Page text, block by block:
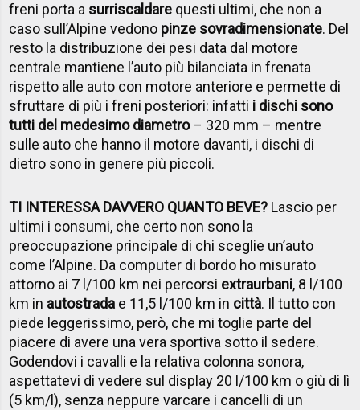
freni porta a surriscaldare questi ultimi, che non a
caso sull’Alpine vedono pinze sovradimensionate. Del
resto la distribuzione dei pesi data dal motore
centrale mantiene l’auto più bilanciata in frenata
rispetto alle auto con motore anteriore e permette di
sfruttare di più i freni posteriori: infatti i dischi sono
tutti del medesimo diametro– 320 mm – mentre
sulle auto che hanno il motore davanti, i dischi di
dietro sono in genere più piccoli.
TI INTERESSA DAVVERO QUANTO BEVE? Lascio per
ultimi i consumi, che certo non sono la
preoccupazione principale di chi sceglie un’auto
come l’Alpine. Da computer di bordo ho misurato
attorno ai 7 l/100 km nei percorsi extraurbani, 8 l/100
km in autostrada e 11,5 l/100 km in città. Il tutto con
piede leggerissimo, però, che mi toglie parte del
piacere di avere una vera sportiva sotto il sedere.
Godendovi i cavalli e la relativa colonna sonora,
aspettatevi di vedere sul display 20 l/100 km o giù di lì
(5 km/l), senza neppure varcare i cancelli di un